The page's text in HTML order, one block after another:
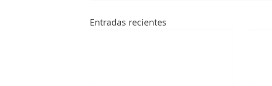
Entradas recientes